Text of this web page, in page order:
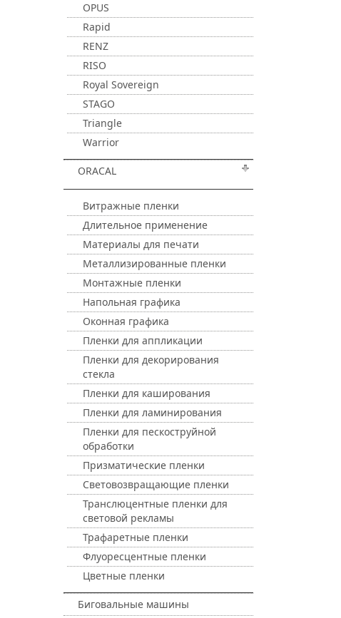
OPUS
Rapid
RENZ
RISO
Royal Sovereign
STAGO
Triangle
Warrior
ORACAL
Витражные пленки
Длительное применение
Материалы для печати
Металлизированные пленки
Монтажные пленки
Напольная графика
Оконная графика
Пленки для аппликации
Пленки для декорирования
стекла
Пленки для каширования
Пленки для ламинирования
Пленки для пескоструйной
обработки
Призматические пленки
Световозвращающие пленки
Транслюцентные пленки для
световой рекламы
Трафаретные пленки
Флуоресцентные пленки
Цветные пленки
Биговальные машины